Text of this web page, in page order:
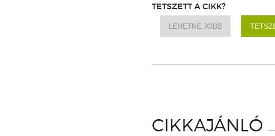
TETSZETT A CIKK?
LEHETNE JOBB
CIKKAJÁNLÓ